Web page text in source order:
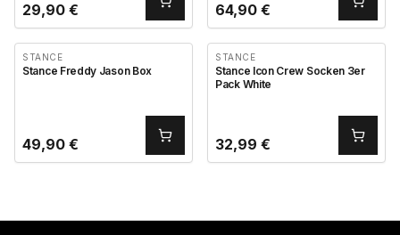
29,90 € 64,90 €
STANCE
Stance Freddy Jason Box
49,90 €
STANCE
Stance Icon Crew Socken 3er
Pack White
32,99 €